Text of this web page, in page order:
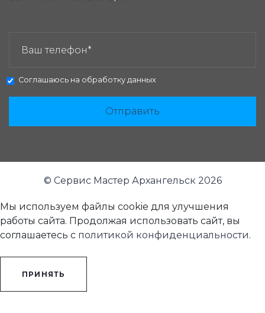
Соглашаюсь на обработку данных
Отправить
© Сервис Мастер Архангельск 2026
Мы используем файлы cookie для улучшения
работы сайта. Продолжая использовать сайт, вы
соглашаетесь с политикой конфиденциальности.
ПРИНЯТЬ